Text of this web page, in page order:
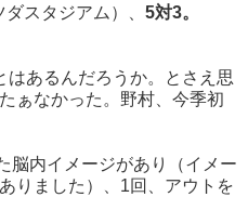
スタジアム）、 5対3。
はあるんだろうか。とさえ思
ぁなかった。野村、今季初
脳内イメージがあり（イメー
りました）、1回、アウトを